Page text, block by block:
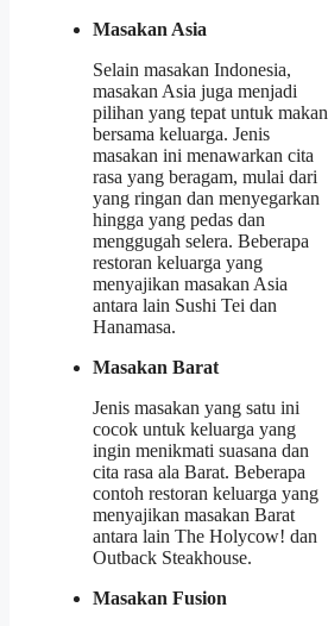
Masakan Asia
Selain masakan Indonesia,
masakan Asia juga menjadi
pilihan yang tepat untuk makan
bersama keluarga. Jenis
masakan ini menawarkan cita
rasa yang beragam, mulai dari
yang ringan dan menyegarkan
hingga yang pedas dan
menggugah selera. Beberapa
restoran keluarga yang
menyajikan masakan Asia
antara lain Sushi Tei dan
Hanamasa.
Masakan Barat
Jenis masakan yang satu ini
cocok untuk keluarga yang
ingin menikmati suasana dan
cita rasa ala Barat. Beberapa
contoh restoran keluarga yang
menyajikan masakan Barat
antara lain The Holycow! dan
Outback Steakhouse.
Masakan Fusion